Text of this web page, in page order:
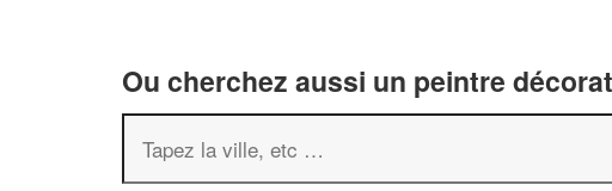
Ou cherchez aussi un peintre